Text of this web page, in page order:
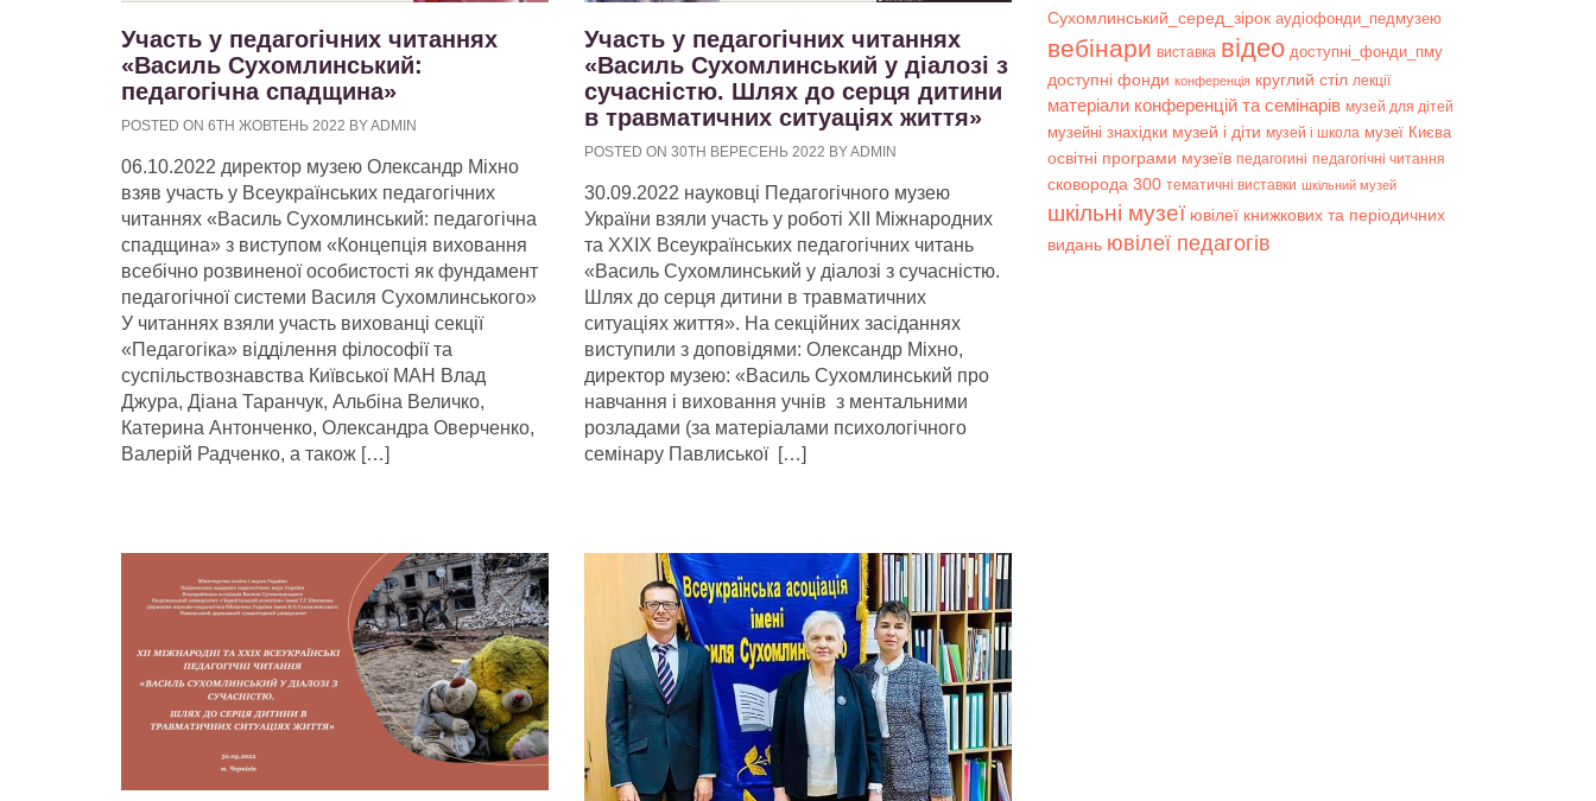
Участь у педагогічних читаннях
«Василь Сухомлинський:
педагогічна спадщина»
POSTED ON 6TH ЖОВТЕНЬ 2022 BY ADMIN
06.10.2022 директор музею Олександр Міхно
взяв участь у Всеукраїнських педагогічних
читаннях «Василь Сухомлинський: педагогічна
спадщина» з виступом «Концепція виховання
всебічно розвиненої особистості як фундамент
педагогічної системи Василя Сухомлинського»
У читаннях взяли участь вихованці секції
«Педагогіка» відділення філософії та
суспільствознавства Київської МАН Влад
Джура, Діана Таранчук, Альбіна Величко,
Катерина Антонченко, Олександра Оверченко,
Валерій Радченко, а також […]
Участь у педагогічних читаннях
«Василь Сухомлинський у діалозі з
сучасністю. Шлях до серця дитини
в травматичних ситуаціях життя»
POSTED ON 30TH ВЕРЕСЕНЬ 2022 BY ADMIN
30.09.2022 науковці Педагогічного музею
України взяли участь у роботі ХІІ Міжнародних
та ХХІХ Всеукраїнських педагогічних читань
«Василь Сухомлинський у діалозі з сучасністю.
Шлях до серця дитини в травматичних
ситуаціях життя». На секційних засіданнях
виступили з доповідями: Олександр Міхно,
директор музею: «Василь Сухомлинський про
навчання і виховання учнів з ментальними
розладами (за матеріалами психологічного
семінару Павлиської […]
Сухомлинський_серед_зірок аудіофонди_педмузею
вебінари виставка відео доступні_фонди_пму
доступні фонди конференція круглий стіл лекції
матеріали конференцій та семінарів музей для дітей
музейні знахідки музей і діти музей і школа музеї Києва
освітні програми музеїв педагогині педагогічні читання
сковорода 300 тематичні виставки шкільний музей
шкільні музеї ювілеї книжкових та періодичних
видань ювілеї педагогів